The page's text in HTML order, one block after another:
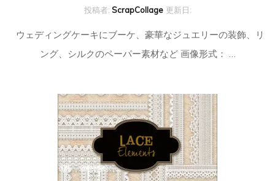
投稿者: ScrapCollage 更新日:
ウェディングケーキにブーケ、豪華なジュエリーの装飾、リ
ング、シルクのペーパー素材など 画像形式： …